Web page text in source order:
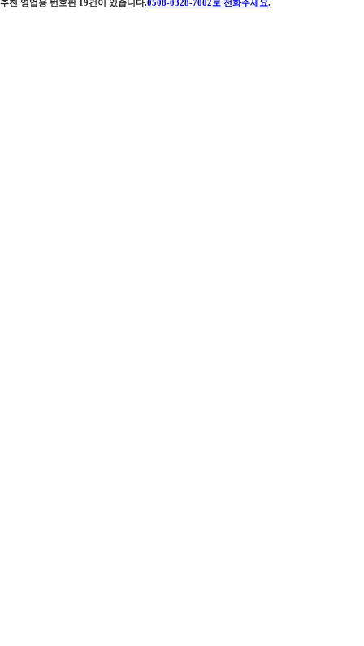
추천 영업용 번호판 19건이 있습니다.0508-0328-7002 로 전화주세요.